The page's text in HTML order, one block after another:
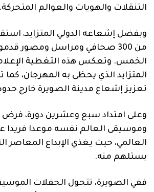
التنقلات والهويات والعوالم المتحركة.
وبفضل إشعاعه الدولي المتزايد،
من 300 صحافي ومراسل ومصور
الخمس. وتعكس هذه التغطية
المتزايد الذي يحظى به المهرجان،
تعزيز إشعاع مدينة الصويرة خارج
وعلى امتداد سبع وعشرين دورة، فرض
وموسيقى العالم نفسه موعدا فريدا
العالمي، حيث يغذي الإبداع المعاصر
يستلهم منه.
ففي الصويرة، تتحول الحفلات